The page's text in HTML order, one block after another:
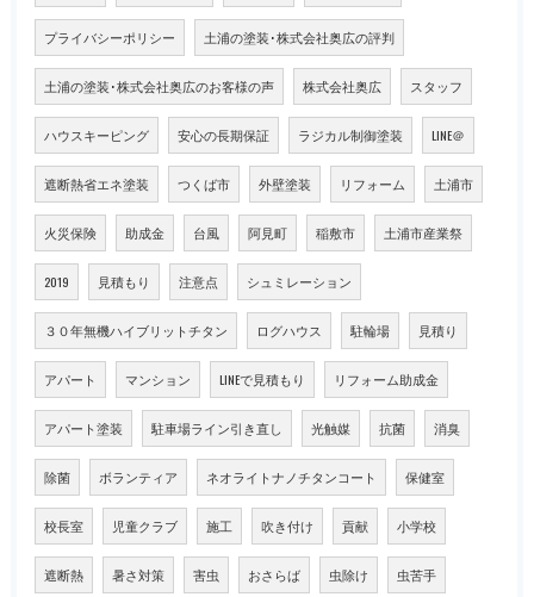
プライバシーポリシー 土浦の塗装･株式会社奥広の評判
土浦の塗装･株式会社奥広のお客様の声 株式会社奥広 スタッフ
ハウスキーピング 安心の長期保証 ラジカル制御塗装 LINE＠
遮断熱省エネ塗装 つくば市 外壁塗装 リフォーム 土浦市
火災保険 助成金 台風 阿見町 稲敷市 土浦市産業祭
2019 見積もり 注意点 シュミレーション
３０年無機ハイブリットチタン ログハウス 駐輪場 見積り
アパート マンション LINEで見積もり リフォーム助成金
アパート塗装 駐車場ライン引き直し 光触媒 抗菌 消臭
除菌 ボランティア ネオライトナノチタンコート 保健室
校長室 児童クラブ 施工 吹き付け 貢献 小学校
遮断熱 暑さ対策 害虫 おさらば 虫除け 虫苦手